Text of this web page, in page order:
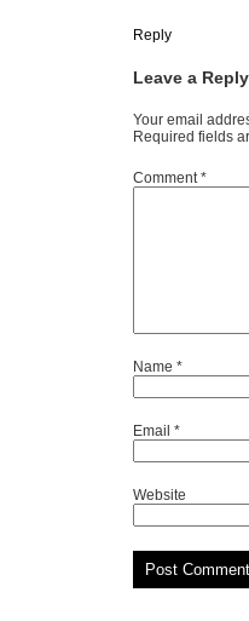
Reply
Leave a Reply
Your email
Required fields
Comment *
Name *
Email *
Website